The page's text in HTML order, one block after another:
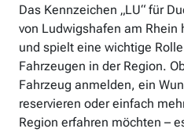
Das Kennzeichen „LU“ für
von Ludwigshafen am Rhein
und spielt eine wichtige
Fahrzeugen in der Region.
Fahrzeug anmelden, ein
reservieren oder einfach
Region erfahren möchten –